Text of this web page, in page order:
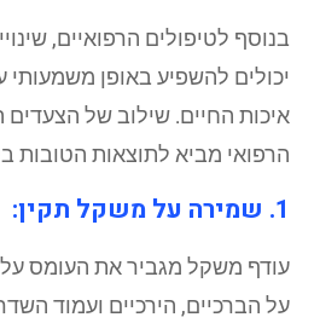
בנוסף לטיפולים הרפואיים,
יכולים להשפיע באופן
איכות החיים. שילוב של
הרפואי מביא לתוצאות הטובות
1. שמירה על משקל תקין:
עודף משקל מגביר את העומס
על הברכיים, הירכיים ועמוד